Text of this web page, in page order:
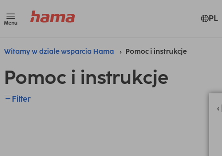
Menu PL
Witamy w dziale wsparcia Hama Pomoc i instrukcje
Pomoc i instrukcje
Filter